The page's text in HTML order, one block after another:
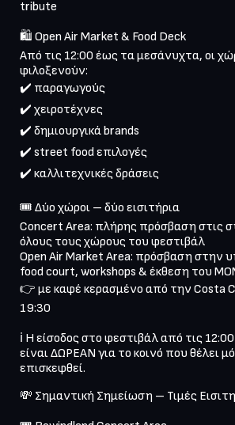
🛍 Open Air Market & Food Deck
Από τις 12:00 έως τα μεσάνυχτα, οι
φιλοξενούν:
✔️ παραγωγούς
✔️ χειροτέχνες
✔️ δημιουργικά brands
✔️ street food επιλογές
🎟 Δύο χώροι – δύο εισιτήρια
Concert Area: πλήρης πρόσβαση στις
όλους τους χώρους του φεστιβάλ
Open Air Market Area: πρόσβαση στην
food court, workshops & έκθεση του
👉 με καφέ κερασμένο από την Costa
ℹ️ Η είσοδος στο φεστιβάλ από τις
είναι ΔΩΡΕΑΝ για το κοινό που θέλει